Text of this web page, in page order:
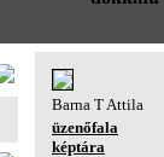
Barna T Attila
üzenőfala
képtára